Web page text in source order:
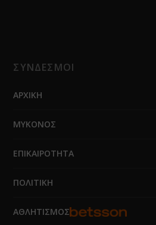
ΣΥΝΔΕΣΜΟΙ
ΑΡΧΙΚΗ
ΜΥΚΟΝΟΣ
ΕΠΙΚΑΙΡΟΤΗΤΑ
ΠΟΛΙΤΙΚΗ
ΑΘΛΗΤΙΣΜΟΣ